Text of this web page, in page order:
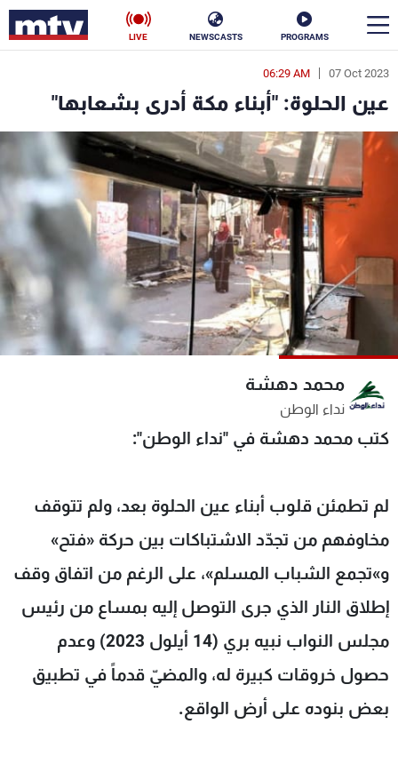
PROGRAMS
NEWSCASTS
LIVE
07 Oct 2023
06:29 AM
عين الحلوة: "أبناء مكة أدرى بشعابها"
محمد دهشة
نداء الوطن
كتب محمد دهشة في "نداء الوطن":
لم تطمئن قلوب أبناء عين الحلوة بعد، ولم تتوقف
مخاوفهم من تجدّد الاشتباكات بين حركة «فتح»
و»تجمع الشباب المسلم»، على الرغم من اتفاق وقف
إطلاق النار الذي جرى التوصل إليه بمساع من رئيس
مجلس النواب نبيه بري (14 أيلول 2023) وعدم
حصول خروقات كبيرة له، والمضيّ قدماً في تطبيق
بعض بنوده على أرض الواقع.
en
الأخبار
سياسة ناس
إقتصاد فن
منوعات رياضة
كأس العالم
جدول البرامج
شاهد البرامج
الترددات
عن MTV
الإنـتـاج
لاعلاناتكم
وظائف
تواصل معنا
شروط الإسـتخدام